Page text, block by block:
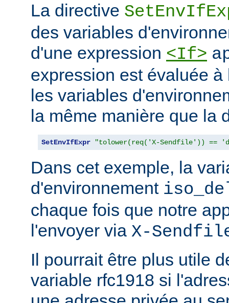
La directive
des variables
d'une expression <If>
expression est évaluée
les variables
la même manière que la
SetEnvIfExpr "tolower(req('X-Sendfile')) ==
Dans cet exemple, la
d'environnement
chaque fois que notre
l'envoyer via X-
Il pourrait être plus utile
variable rfc1918 si